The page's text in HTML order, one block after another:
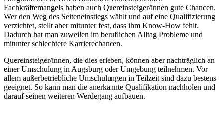
Fachkräftemangels haben auch Quereinsteiger/innen gute Chancen.
Wer den Weg des Seiteneinstiegs wählt und auf eine Qualifizierung
verzichtet, stellt aber mitunter fest, dass ihm Know-How fehlt.
Dadurch hat man zuweilen im beruflichen Alltag Probleme und
mitunter schlechtere Karrierechancen.
Quereinsteiger/innen, die dies erleben, können aber nachträglich an
einer Umschulung in Augsburg oder Umgebung teilnehmen. Vor
allem außerbetriebliche Umschulungen in Teilzeit sind dazu bestens
geeignet. So kann man die anerkannte Qualifikation nachholen und
darauf seinen weiteren Werdegang aufbauen.